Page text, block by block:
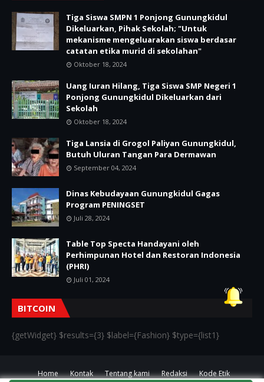
Tiga Siswa SMPN 1 Ponjong Gunungkidul
Dikeluarkan, Pihak Sekolah; "Untuk
mekanisme mengeluarakan siswa berdasar
catatan etika murid di sekolahan"
Oktober 18, 2024
Uang Iuran Hilang, Tiga Siswa SMP Negeri 1
Ponjong Gunungkidul Dikeluarkan dari
Sekolah
Oktober 18, 2024
Tiga Lansia di Grogol Paliyan Gunungkidul,
Butuh Uluran Tangan Para Dermawan
September 04, 2024
Dinas Kebudayaan Gunungkidul Gagas
Program PENINGSET
Juli 28, 2024
Table Top Specta Handayani oleh
Perhimpunan Hotel dan Restoran Indonesia
(PHRI)
Juli 01, 2024
BITCOIN
{getWidget} $results={3} $label={Fashion} $type={list1}
Home Kontak Tentang kami Redaksi Kode Etik